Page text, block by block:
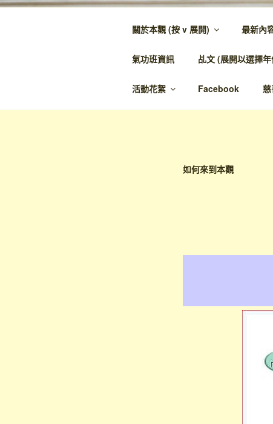
跳
金蘭
金蘭至誠，神人
關於本觀 (按 v 展開) 最新內
氣功班資訊 乩文 (展開以選擇年
活動花絮 Facebook
如何來到本觀